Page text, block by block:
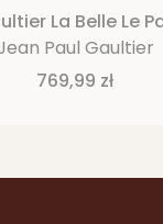
La Belle Le
Paul Gaultier
Cena
769,99 zł